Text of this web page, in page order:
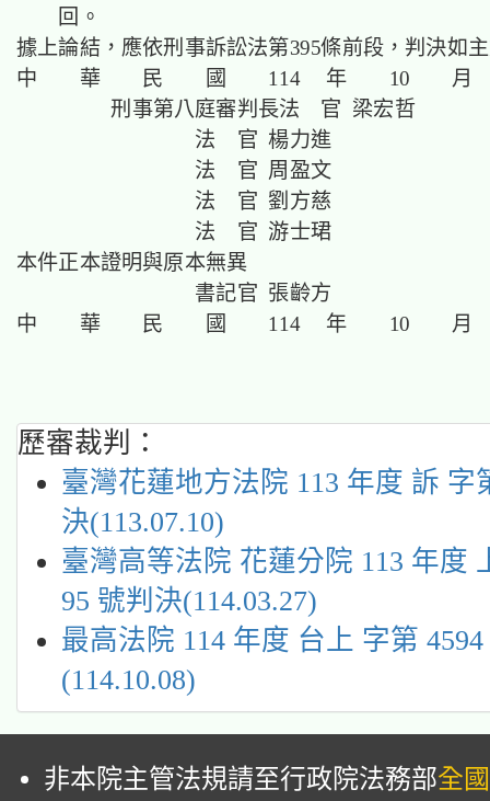
回。
據上論結，應依刑事訴訟法第395條前段，判決如
中 華 民 國 114 年 10
刑事第八庭審判長法 官 梁宏哲
法 官 楊力進
法 官 周盈文
法 官 劉方慈
法 官 游士珺
本件正本證明與原本無異
書記官 張齡方
中 華 民 國 114 年 10 月
歷審裁判：
臺灣花蓮地方法院 113 年度 訴 字
決(113.07.10)
臺灣高等法院 花蓮分院 113 年度
95 號判決(114.03.27)
最高法院 114 年度 台上 字第
(114.10.08)
非本院主管法規請至行政院法務部全